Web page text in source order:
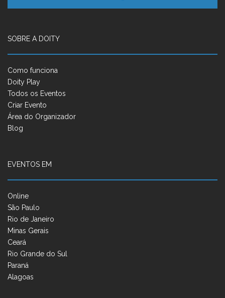
SOBRE A DOITY
Como funciona
Doity Play
Todos os Eventos
Criar Evento
Área do Organizador
Blog
EVENTOS EM
Online
São Paulo
Rio de Janeiro
Minas Gerais
Ceará
Rio Grande do Sul
Paraná
Alagoas